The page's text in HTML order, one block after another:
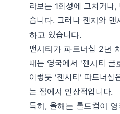
라보는 1회성에 그치거
습니다. 그러나 젠지와
하고 있습니다.
맨시티가 파트너십 2년
때는 영국에서 '젠시티 글
이렇듯 '젠시티' 파트너십
는 점에서 인상적입니다.
특히, 올해는 롤드컵이